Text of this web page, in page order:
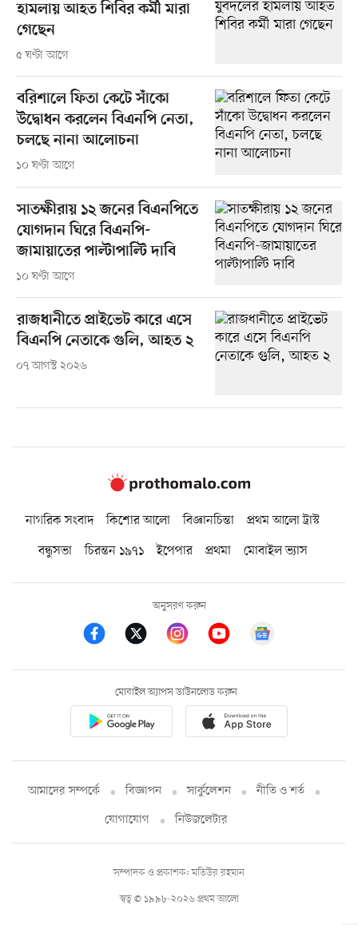
হামলায় আহত শিবির কর্মী মারা
গেছেন
৫ ঘণ্টা আগে
বরিশালে ফিতা কেটে সাঁকো
উদ্বোধন করলেন বিএনপি নেতা,
চলছে নানা আলোচনা
১০ ঘণ্টা আগে
সাতক্ষীরায় ১২ জনের বিএনপিতে
যোগদান ঘিরে বিএনপি-
জামায়াতের পাল্টাপাল্টি দাবি
১০ ঘণ্টা আগে
রাজধানীতে প্রাইভেট কারে এসে
বিএনপি নেতাকে গুলি, আহত ২
০৭ আগস্ট ২০২৬
নাগরিক সংবাদ কিশোর আলো বিজ্ঞানচিন্তা
প্রথম আলো ট্রাস্ট
বন্ধুসভা
চিরন্তন ১৯৭১ ইপেপার প্রথমা মোবাইল ভ্যাস
অনুসরণ করুন
মোবাইল অ্যাপস ডাউনলোড করুন
আমাদের সম্পর্কে বিজ্ঞাপন সার্কুলেশন
নীতি ও শর্ত
যোগাযোগ
নিউজলেটার
স্বত্ব © ১৯৯৮-২০২৬ প্রথম আলো
সম্পাদক ও প্রকাশক: মতিউর রহমান